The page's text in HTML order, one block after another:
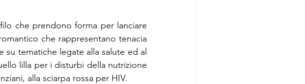
che prendono forma per lanciare
che rappresentano tenacia
su tematiche legate alla salute ed al
lilla per i disturbi della nutrizione
alla sciarpa rossa per HIV.